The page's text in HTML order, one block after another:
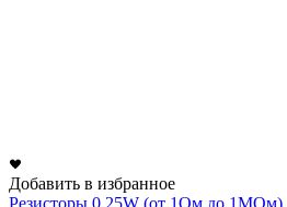
Добавить в избранное